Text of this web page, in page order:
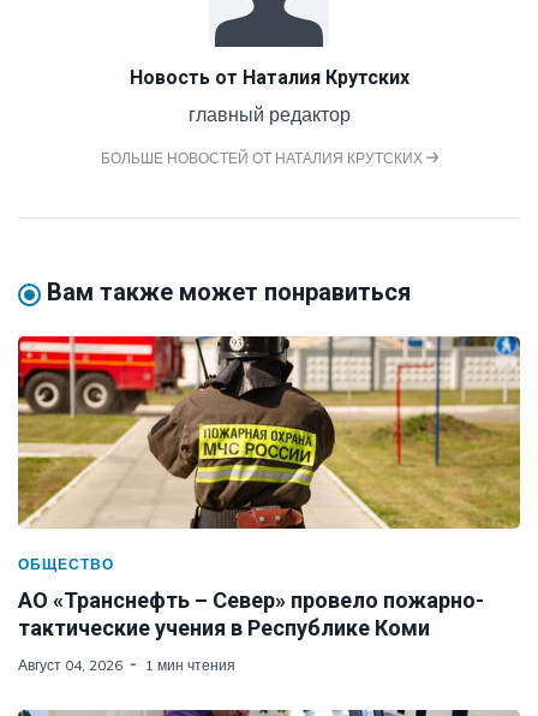
Новость от Наталия Крутских
главный редактор
БОЛЬШЕ НОВОСТЕЙ ОТ НАТАЛИЯ КРУТСКИХ
Вам также может понравиться
ОБЩЕСТВО
АО «Транснефть – Север» провело пожарно-
тактические учения в Республике Коми
Август 04, 2026 1 мин чтения